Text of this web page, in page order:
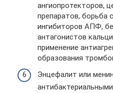
ангиопротекторов,
препаратов, борьба
ингибиторов АПФ,
антагонистов
применение
образования
Энцефалит или